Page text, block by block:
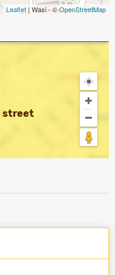
Leaflet | Wasi - ©OpenStreetMap
street